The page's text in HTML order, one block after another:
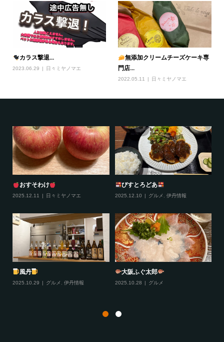
カラス撃退...
2023.06.29 日々ミヤノマエ
無添加クリームチーズケーキ専
門店...
2022.05.11 日々ミヤノマエ
びすとろどあ
グルメ ,伊丹情報
大阪ふぐ太郎
グルメ
夏雲
2025.10.27 グルメ
塩スイートポテトベーグル...
2025.10.26 グルメ